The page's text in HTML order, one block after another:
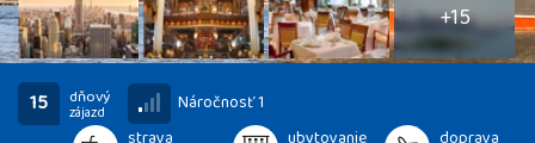
+15
15 dňový
zájazd
Náročnosť 1